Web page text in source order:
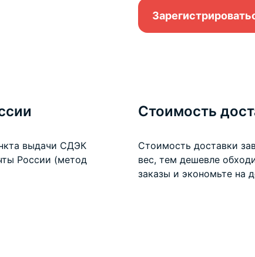
выдачи СДЭК
России (метод
Стоимость
Стоимость доставки
вес, тем дешевле
заказы и экономьте на